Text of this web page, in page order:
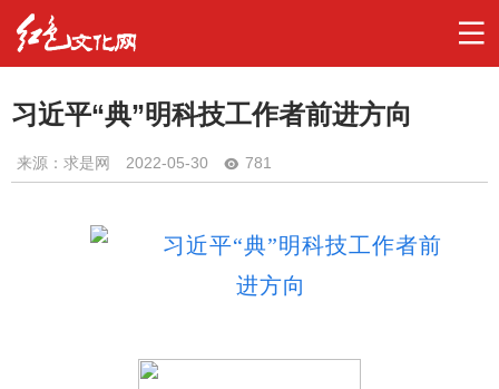
习近平“典”明科技工作者前进方向
来源：求是网 2022-05-30 781